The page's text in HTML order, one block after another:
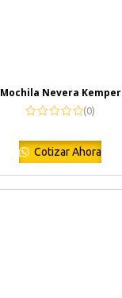
Mochila Nevera Kemper
(0)
Cotizar Ahora